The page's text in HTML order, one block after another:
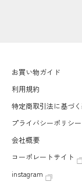
お買い物ガイド
利用規約
特定商取引法に基づ
プライバシーポリシー
会社概要
コーポレートサイト
instagram